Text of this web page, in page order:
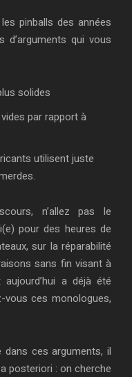
pinballs des années
d’arguments qui vous
solides
par rapport à
utilisent juste
n’allez pas le
pour des heures de
sur la réparabilité
sans fin visant à
a déjà été
vous ces monologues,
dans ces arguments, il
posteriori : on cherche